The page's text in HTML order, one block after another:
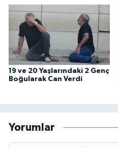
19 ve 20 Yaşlarındaki 2 Genç
Boğularak Can Verdi
Yorumlar